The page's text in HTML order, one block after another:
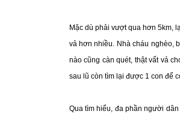
Mặc dù phải vượt qua hơn 5km,
vả hơn nhiều. Nhà cháu nghèo,
nào cũng càn quét, thật vất vả
sau lũ còn tìm lại được 1 con để
Qua tìm hiểu, đa phần người